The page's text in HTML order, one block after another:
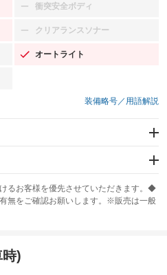
衝突安全ボディ
：装備なし
クリアランスソナー
：装備なし
オートライト
：装備あり
装備略号／用語解説
ABS
るお客様を優先させていただきます。◆
無をご確認お願いします。※販売は一般
)